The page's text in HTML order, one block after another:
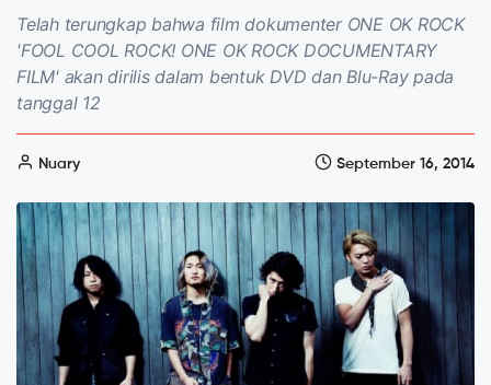
Telah terungkap bahwa film dokumenter ONE OK ROCK
'FOOL COOL ROCK! ONE OK ROCK DOCUMENTARY
FILM' akan dirilis dalam bentuk DVD dan Blu-Ray pada
tanggal 12
Nuary September 16, 2014